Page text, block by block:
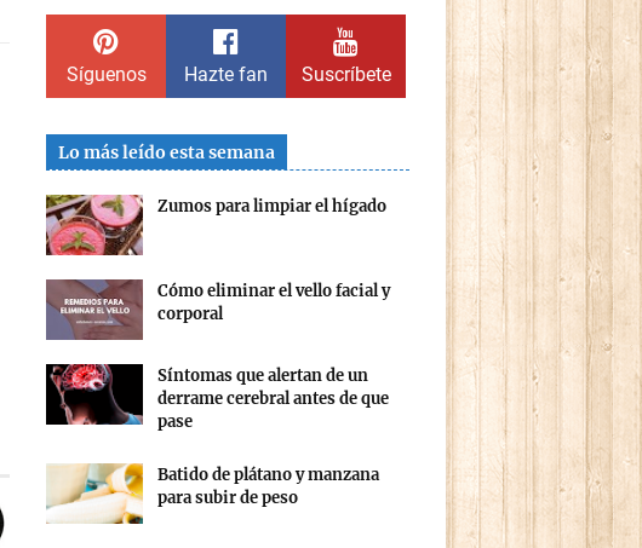
Síguenos Hazte fan Suscríbete
Lo más leído esta semana
Zumos para limpiar el hígado
Cómo eliminar el vello facial y
corporal
Síntomas que alertan de un
derrame cerebral antes de que
pase
Batido de plátano y manzana
para subir de peso